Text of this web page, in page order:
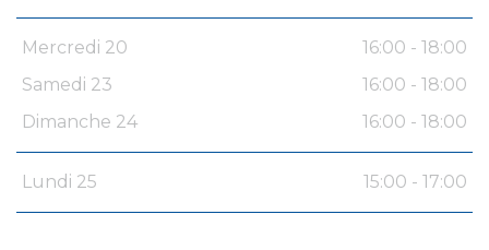
Mercredi 20
16:00 - 18:00
Samedi 23
16:00 - 18:00
Dimanche 24
16:00 - 18:00
Lundi 25 15:00 - 17:00